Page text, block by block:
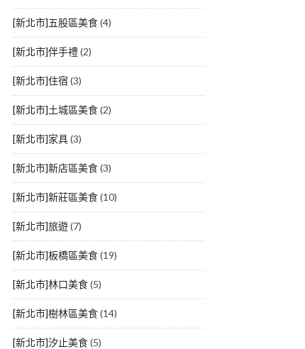
[新北市]五股區美食(4)
[新北市]伴手禮(2)
[新北市]住宿 (3)
[新北市]土城區美食(2)
[新北市]家具(3)
[新北市]新店區美食(3)
[新北市]新莊區美食(10)
[新北市]旅遊(7)
[新北市]板橋區美食(19)
[新北市]林口美食(5)
[新北市]樹林區美食(14)
[新北市]汐止美食(5)